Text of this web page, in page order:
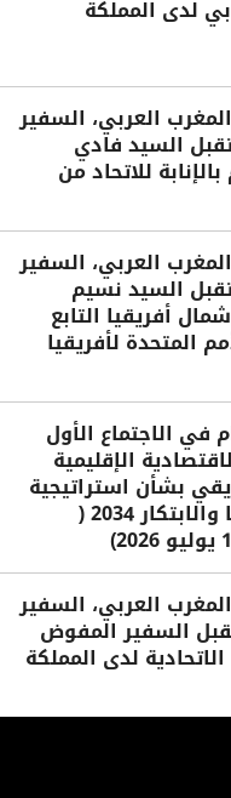
لدى المملكة
العربي، السفير
السيد فادي
للاتحاد من
العربي، السفير
السيد نسيم
أفريقيا التابع
المتحدة لأفريقيا
في الاجتماع الأول
الإقليمية
بشأن استراتيجية
العلوم والتكنولوجيا والابتكار 2034 (
العربي، السفير
السفير المفوض
لدى المملكة